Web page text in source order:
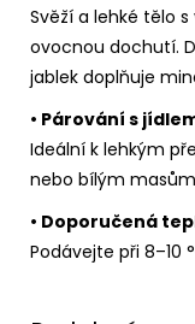
Svěží a lehké tělo
ovocnou dochutí.
jablek doplňuje
• Párování s
Ideální k lehkým
nebo bílým
• Doporučená
Podávejte při 8–10